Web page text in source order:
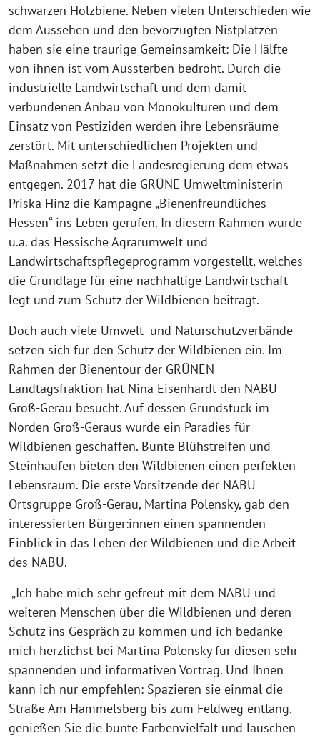
schwarzen Holzbiene. Neben vielen Unterschieden wie
dem Aussehen und den bevorzugten Nistplätzen
haben sie eine traurige Gemeinsamkeit: Die Hälfte
von ihnen ist vom Aussterben bedroht. Durch die
industrielle Landwirtschaft und dem damit
verbundenen Anbau von Monokulturen und dem
Einsatz von Pestiziden werden ihre Lebensräume
zerstört. Mit unterschiedlichen Projekten und
Maßnahmen setzt die Landesregierung dem etwas
entgegen. 2017 hat die GRÜNE Umweltministerin
Priska Hinz die Kampagne „Bienenfreundliches
Hessen“ ins Leben gerufen. In diesem Rahmen wurde
u.a. das Hessische Agrarumwelt und
Landwirtschaftspflegeprogramm vorgestellt, welches
die Grundlage für eine nachhaltige Landwirtschaft
legt und zum Schutz der Wildbienen beiträgt.
Doch auch viele Umwelt- und Naturschutzverbände
setzen sich für den Schutz der Wildbienen ein. Im
Rahmen der Bienentour der GRÜNEN
Landtagsfraktion hat Nina Eisenhardt den NABU
Groß-Gerau besucht. Auf dessen Grundstück im
Norden Groß-Geraus wurde ein Paradies für
Wildbienen geschaffen. Bunte Blühstreifen und
Steinhaufen bieten den Wildbienen einen perfekten
Lebensraum. Die erste Vorsitzende der NABU
Ortsgruppe Groß-Gerau, Martina Polensky, gab den
interessierten Bürger:innen einen spannenden
Einblick in das Leben der Wildbienen und die Arbeit
des NABU.
„Ich habe mich sehr gefreut mit dem NABU und
weiteren Menschen über die Wildbienen und deren
Schutz ins Gespräch zu kommen und ich bedanke
mich herzlichst bei Martina Polensky für diesen sehr
spannenden und informativen Vortrag. Und Ihnen
kann ich nur empfehlen: Spazieren sie einmal die
Straße Am Hammelsberg bis zum Feldweg entlang,
genießen Sie die bunte Farbenvielfalt und lauschen